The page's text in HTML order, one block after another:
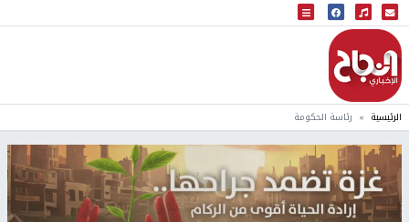
البث المباشر
إذاعة النجاح
الرئيسية رئاسة الحكومة